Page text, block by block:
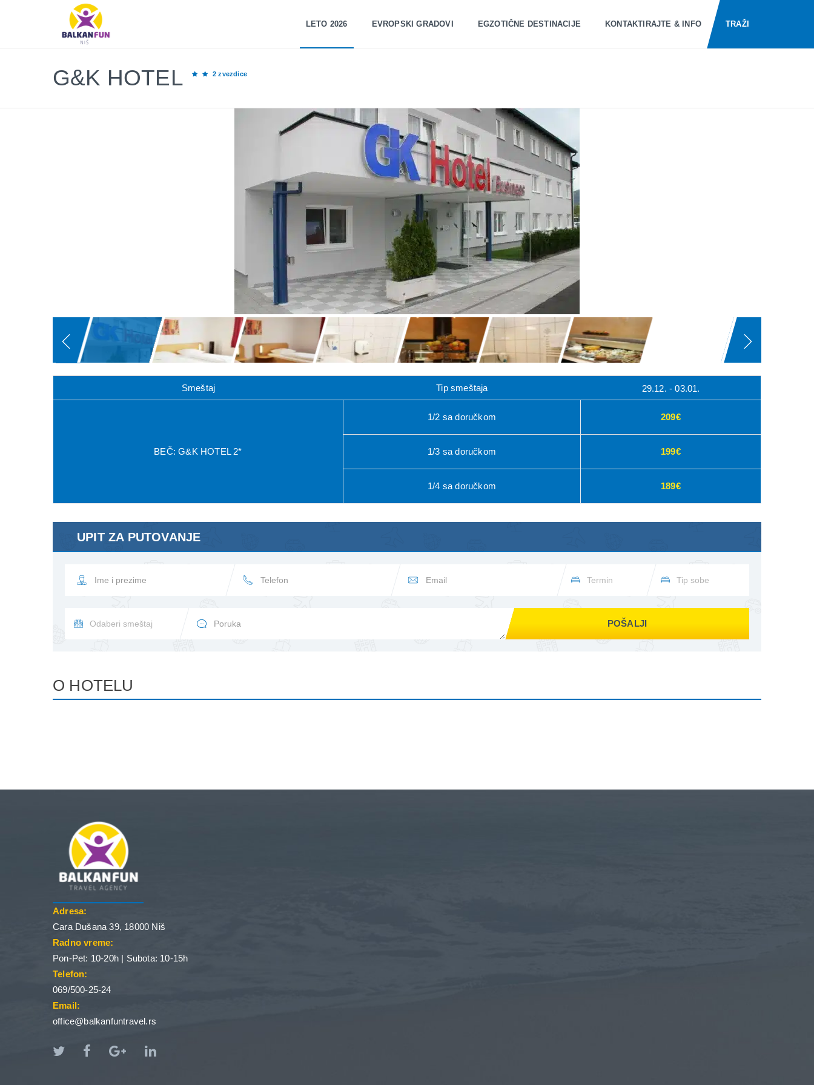
GRADOVI
LETO 2026 EVROPSKI GRADOVI EGZOTIČNE DESTINACIJE KONTAKTIRAJTE & INFO TRAŽI
G&K HOTEL 2 zvezdice
Smeštaj Tip smeštaja 29.12. - 03.01.
BEČ: G&K HOTEL 2*
1/2 sa doručkom 209€
1/3 sa doručkom 199€
1/4 sa doručkom 189€
UPIT ZA PUTOVANJE
POŠALJI
O HOTELU
Adresa:
Cara Dušana 39, 18000 Niš
Radno vreme:
Pon-Pet: 10-20h | Subota: 10-15h
Telefon:
069/500-25-24
Email:
office@balkanfuntravel.rs